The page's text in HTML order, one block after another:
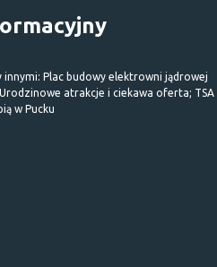
Plac budowy elektrowni jądrowej
atrakcje i ciekawa oferta; TSA
w Pucku